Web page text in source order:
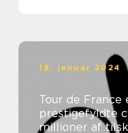
18. januar 2024
Tour de France
prestigefyldte
millioner af